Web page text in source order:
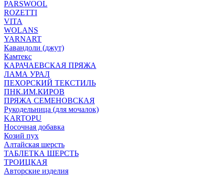
PARSWOOL
ROZETTI
VITA
WOLANS
YARNART
Кавандоли (джут)
Камтекс
КАРАЧАЕВСКАЯ ПРЯЖА
ЛАМА УРАЛ
ПЕХОРСКИЙ ТЕКСТИЛЬ
ПНК.ИМ.КИРОВ
ПРЯЖА СЕМЕНОВСКАЯ
Рукодельница (для мочалок)
KARTOPU
Носочная добавка
Козий пух
Алтайская шерсть
ТАБЛЕTКА ШЕРСТЬ
ТРОИЦКАЯ
Авторские изделия